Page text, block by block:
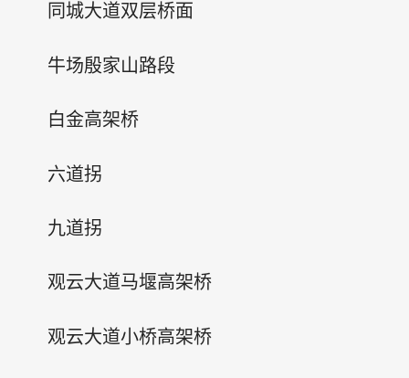
同城大道双层桥面
牛场殷家山路段
白金高架桥
六道拐
九道拐
观云大道马堰高架桥
观云大道小桥高架桥